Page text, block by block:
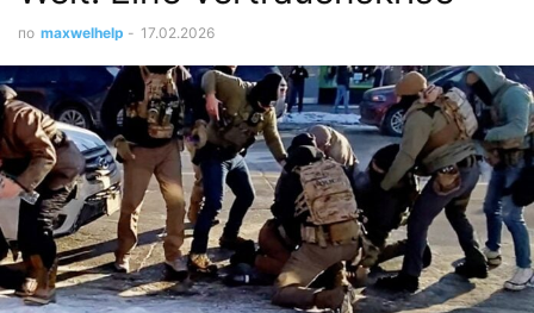
по maxwelhelp - 17.02.2026